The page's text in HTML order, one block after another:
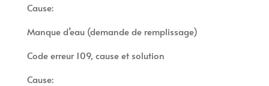
Cause:
Manque d’eau (demande de remplissage)
Code erreur 109, cause et solution
Cause: